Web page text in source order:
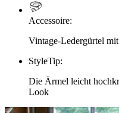
Accessoire:
Vintage-Ledergürtel
StyleTip:
Die Ärmel leicht
Look